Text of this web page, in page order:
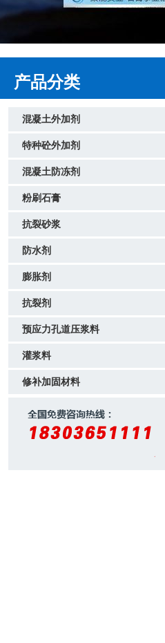
产品分类
混凝土外加剂
特种砼外加剂
混凝土防冻剂
粉刷石膏
抗裂砂浆
防水剂
膨胀剂
抗裂剂
预应力孔道压浆料
灌浆料
修补加固材料